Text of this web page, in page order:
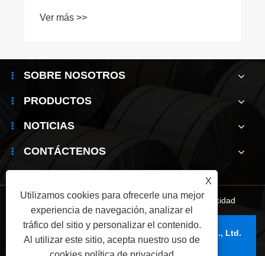
Ver más >>
SOBRE NOSOTROS
PRODUCTOS
NOTICIAS
CONTÁCTENOS
Links | Sitemap | RSS XML | política de privacidad
Copyright © 2025 Wuxi Jianbanghaoda Steel Co., Ltd.
Reservados todos los derechos.
X
Utilizamos cookies para ofrecerle una mejor
experiencia de navegación, analizar el
tráfico del sitio y personalizar el contenido.
Al utilizar este sitio, acepta nuestro uso de